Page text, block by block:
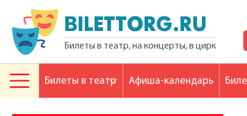
BILETTORG.RU
Билеты в театр, на концерты, в цирк
Билеты в театр Афиша-календарь